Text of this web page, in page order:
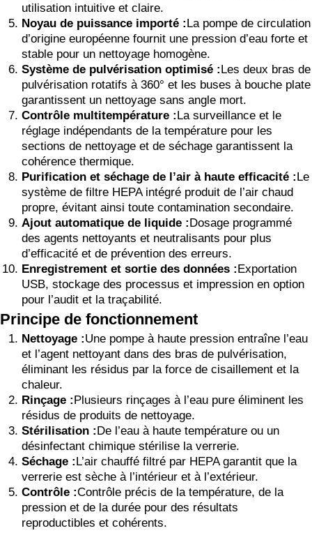
utilisation intuitive et claire.
Noyau de puissance importé :La pompe de circulation
d’origine européenne fournit une pression d’eau forte et
stable pour un nettoyage homogène.
Système de pulvérisation optimisé :Les deux bras de
pulvérisation rotatifs à 360° et les buses à bouche plate
garantissent un nettoyage sans angle mort.
Contrôle multitempérature :La surveillance et le
réglage indépendants de la température pour les
sections de nettoyage et de séchage garantissent la
cohérence thermique.
Purification et séchage de l’air à haute efficacité :Le
système de filtre HEPA intégré produit de l’air chaud
propre, évitant ainsi toute contamination secondaire.
Ajout automatique de liquide :Dosage programmé
des agents nettoyants et neutralisants pour plus
d’efficacité et de prévention des erreurs.
Enregistrement et sortie des données :Exportation
USB, stockage des processus et impression en option
pour l’audit et la traçabilité.
Principe de fonctionnement
Nettoyage :Une pompe à haute pression entraîne l’eau
et l’agent nettoyant dans des bras de pulvérisation,
éliminant les résidus par la force de cisaillement et la
chaleur.
Rinçage :Plusieurs rinçages à l’eau pure éliminent les
résidus de produits de nettoyage.
Stérilisation :De l’eau à haute température ou un
désinfectant chimique stérilise la verrerie.
Séchage :L’air chauffé filtré par HEPA garantit que la
verrerie est sèche à l’intérieur et à l’extérieur.
Contrôle :Contrôle précis de la température, de la
pression et de la durée pour des résultats
reproductibles et cohérents.